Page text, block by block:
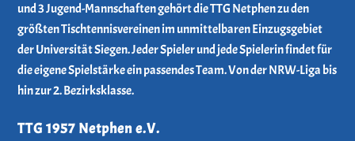
und 3 Jugend-Mannschaften gehört die TTG Netphen zu den
größten Tischtennisvereinen im unmittelbaren Einzugsgebiet
der Universität Siegen. Jeder Spieler und jede Spielerin findet für
die eigene Spielstärke ein passendes Team. Von der NRW-Liga bis
hin zur 2. Bezirksklasse.
TTG 1957 Netphen e.V.